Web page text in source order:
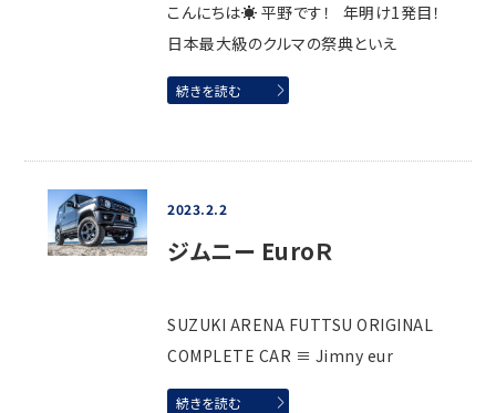
こんにちは☀ 平野です！ 年明け1発目！
日本最大級のクルマの祭典といえ
続きを読む
2023.2.2
ジムニー EuroＲ
SUZUKI ARENA FUTTSU ORIGINAL
COMPLETE CAR ≡ Jimny eur
続きを読む